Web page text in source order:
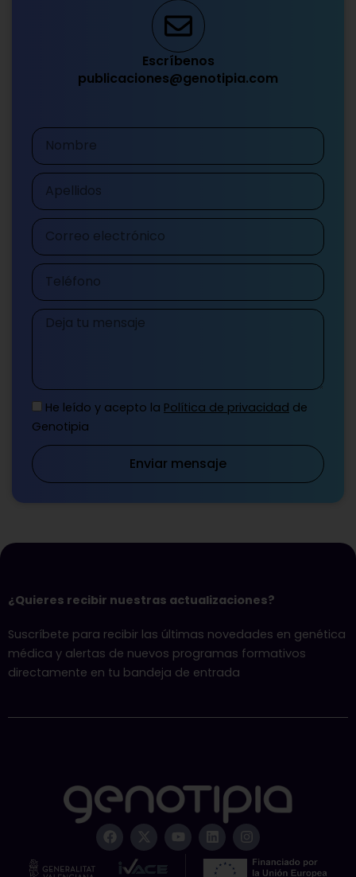
Escríbenos
publicaciones@genotipia.com
Nombre
Apellidos
Correo
electrónico
Teléfono
Mensaje
He leído y acepto la Política de privacidad de
Genotipia
Enviar mensaje
¿Quieres recibir nuestras actualizaciones?
Suscríbete para recibir las últimas novedades en genética
médica y alertas de nuevos programas formativos
directamente en tu bandeja de entrada
F
a
c
X
-
t
w
Y
o
u
L
i
n
k
I
n
s